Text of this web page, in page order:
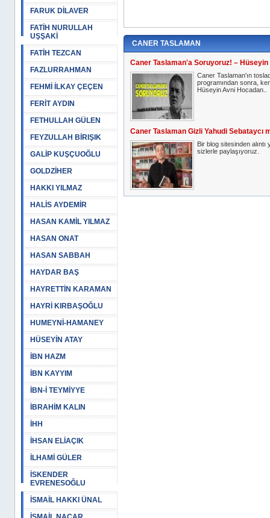
FARUK DİLAVER
FATİH NURULLAH
UŞŞAKİ
FATİH TEZCAN
FAZLURRAHMAN
FEHMİ İLKAY ÇEÇEN
FERİT AYDIN
FETHULLAH GÜLEN
FEYZULLAH BİRIŞIK
GALİP KUŞÇUOĞLU
GOLDZİHER
HAKKI YILMAZ
HALİS AYDEMİR
HASAN KAMİL YILMAZ
HASAN ONAT
HASAN SABBAH
HAYDAR BAŞ
HAYRETTİN KARAMAN
HAYRİ KIRBAŞOĞLU
HUMEYNİ-HAMANEY
HÜSEYİN ATAY
İBN HAZM
İBN KAYYIM
İBN-İ TEYMİYYE
İBRAHİM KALIN
İHH
İHSAN ELİAÇIK
İLHAMİ GÜLER
İSKENDER
EVRENESOĞLU
İSMAİL HAKKI ÜNAL
CANER TASLAMAN
Caner Taslaman'a Soruyoruz! –
Caner Taslaman'ın
programından sonra,
Hüseyin Avni Hocadan..
Caner Taslaman Gizli Yahudi Sebataycı
Bir blog sitesinden alıntı
sizlerle paylaşıyoruz.